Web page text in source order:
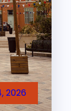
2026